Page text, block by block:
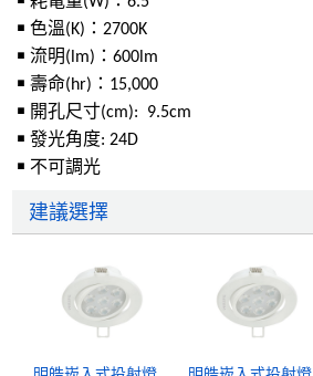
￭ 色溫(K)：2700K
￭ 流明(lm)：600lm
￭ 壽命(hr)：15,000
￭ 開孔尺寸(cm): 9.5cm
￭ 發光角度: 24D
￭ 不可調光
建議選擇